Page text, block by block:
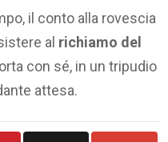
il conto alla rovescia
al richiamo del
con sé, in un tripudio
attesa.